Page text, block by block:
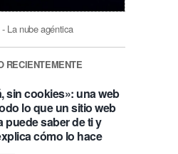
- La nube agéntica
RECIENTEMENTE
sin cookies»: una web
lo que un sitio web
puede saber de ti y
cómo lo hace